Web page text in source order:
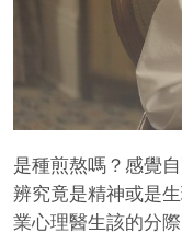
是種煎熬嗎？感覺
辨究竟是精神或是
業心理醫生該的分